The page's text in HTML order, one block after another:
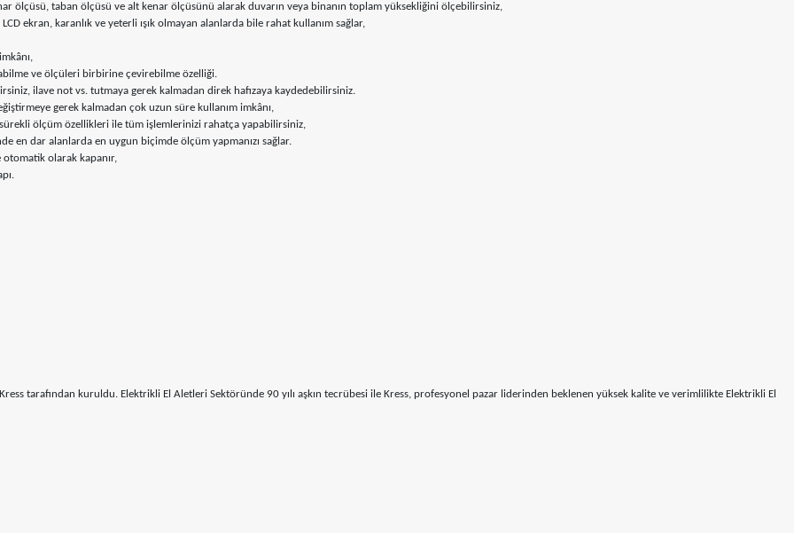
ölçüsü, taban ölçüsü ve alt kenar ölçüsünü alarak duvarın veya binanın toplam yüksekliğini ölçebilirsiniz,
ekran, karanlık ve yeterli ışık olmayan alanlarda bile rahat kullanım sağlar,
ve ölçüleri birbirine çevirebilme özelliği.
ilave not vs. tutmaya gerek kalmadan direk hafızaya kaydedebilirsiniz.
gerek kalmadan çok uzun süre kullanım imkânı,
ölçüm özellikleri ile tüm işlemlerinizi rahatça yapabilirsiniz,
en dar alanlarda en uygun biçimde ölçüm yapmanızı sağlar.
otomatik olarak kapanır,
tarafından kuruldu. Elektrikli El Aletleri Sektöründe 90 yılı aşkın tecrübesi ile Kress, profesyonel pazar liderinden beklenen yüksek kalite ve verimlilikte Elektrikli El